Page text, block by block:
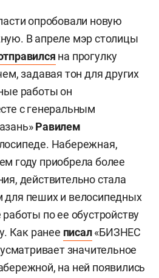
опробовали новую
В апреле мэр столицы
на прогулку
задавая тон для других
работы он
с генеральным
Равилем
Набережная,
году приобрела более
действительно стала
пеших и велосипедных
по ее обустройству
Как ранее писал«БИЗНЕС
значительное
на ней появились